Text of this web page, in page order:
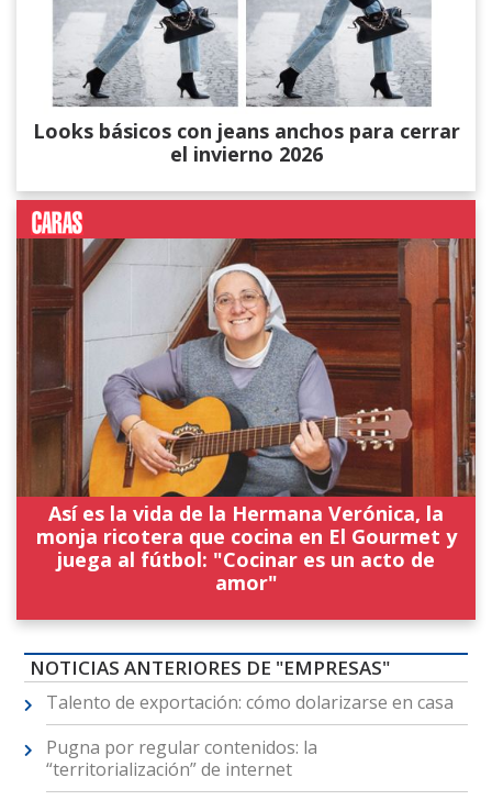
Looks básicos con jeans anchos para cerrar
el invierno 2026
Así es la vida de la Hermana Verónica, la
monja ricotera que cocina en El Gourmet y
juega al fútbol: "Cocinar es un acto de
amor"
NOTICIAS ANTERIORES DE "EMPRESAS"
Talento de exportación: cómo dolarizarse en casa
Pugna por regular contenidos: la
“territorialización” de internet